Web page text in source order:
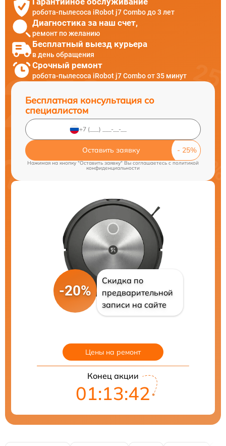
робота-пылесоса iRobot j7 Combo до 3 лет
Диагностика за наш счет,
ремонт по желанию
Бесплатный выезд курьера
в день обращения
Срочный ремонт
робота-пылесоса iRobot j7 Combo от 35 минут
Бесплатная консультация со
специалистом
Оставить заявку
Нажимая на кнопку "Оставить заявку" Вы соглашаетесь cполитикой
конфиденциальности
-20%
Скидка по
предварительной
записи на сайте
Цены на ремонт
Конец акции
01:13:41